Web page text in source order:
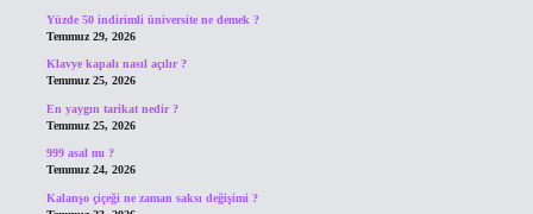
Yüzde 50 indirimli üniversite ne demek ?
Temmuz 29, 2026
Klavye kapalı nasıl açılır ?
Temmuz 25, 2026
En yaygın tarikat nedir ?
Temmuz 25, 2026
999 asal mı ?
Temmuz 24, 2026
Kalanşo çiçeği ne zaman saksı değişimi ?